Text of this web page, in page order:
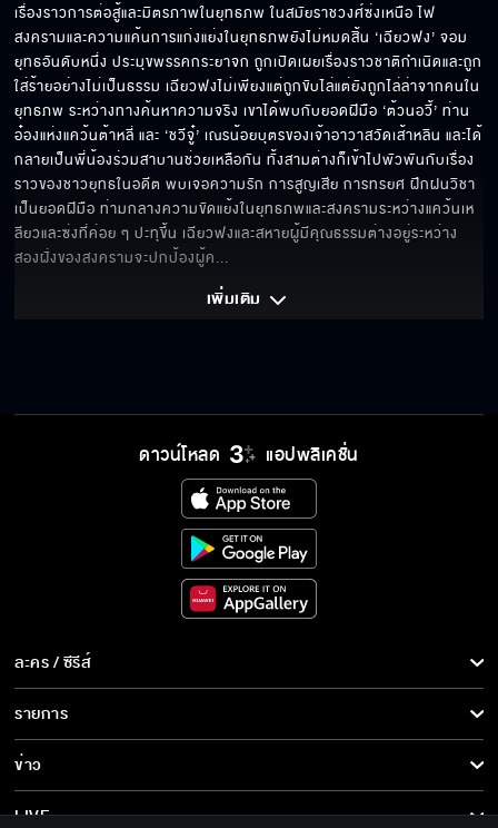
8 เทพอสูรมังกรฟ้า EP.49
8 เทพอสูรมังกรฟ้า EP.50
เรื่องราวการต่อสู้และมิตรภาพในยุทธภพ ในสมัยราชวงศ์ซ่งเหนือ ไฟ
สงครามและความแค้นการแก่งแย่งในยุทธภพยังไม่หมดสิ้น ‘เฉียวฟง’ จอม
ยุทธอันดับหนึ่ง ประมุขพรรคกระยาจก ถูกเปิดเผยเรื่องราวชาติกำเนิดและถูก
ใส่ร้ายอย่างไม่เป็นธรรม เฉียวฟงไม่เพียงแต่ถูกขับไล่แต่ยังถูกไล่ล่าจากคนใน
ยุทธภพ ระหว่างทางค้นหาความจริง เขาได้พบกับยอดฝีมือ ‘ต้วนอวี้’ ท่าน
อ๋องแห่งแคว้นต้าหลี่ และ ‘ชวีจู๋’ เณรน้อยบุตรของเจ้าอาวาสวัดเส้าหลิน และได้
กลายเป็นพี่น้องร่วมสาบานช่วยเหลือกัน ทั้งสามต่างก็เข้าไปพัวพันกับเรื่อง
ราวของชาวยุทธในอดีต พบเจอความรัก การสูญเสีย การทรยศ ฝึกฝนวิชา
เป็นยอดฝีมือ ท่ามกลางความขัดแย้งในยุทธภพและสงครามระหว่างแคว้นเห
ลียวและซ่งที่ค่อย ๆ ปะทุขึ้น เฉียวฟงและสหายผู้มีคุณธรรมต่างอยู่ระหว่าง
สองฝั่งของสงครามจะปกป้องผู้ค...
เพิ่มเติม
ดาวน์โหลด แอปพลิเคชั่น
ละคร / ซีรีส์
ละคร/ซีรีส์
ซีรีส์นานาชาติ
การ์ตูน & เกม
รายการ
รายการทั้งหมด
ข่าว
ข่าวทั้งหมด
LIVE